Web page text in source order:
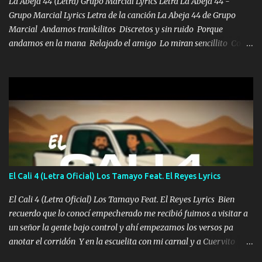
Grupo Marcial Lyrics Letra de la canción La Abeja 44 de Grupo
Marcial Andamos trankilitos Discretos y sin ruido Porque
andamos en la mana Relajado el amigo Lo miran sencillito Con
coronamos Se jala los marciales Y sus guitarras ya van sonando
Un gallardo me prendo Para agarrar el vuelo y la mente y
tranquilizando Tomense un buen trago Y así es como empezamos
los versos que voy cantando (Music) A vido alta y bajas La carreta
se atora Pero nunca le aflojamos Ya me han pasado cosas Y
aunque ustedes no sepan Pero la vida es muy corta Hay que
echarle chingazos Y seguir trabajando porque nada es...
El Cali 4 (Letra Oficial) Los Tamayo Feat. El Reyes Lyrics
El Cali 4 (Letra Oficial) Los Tamayo Feat. El Reyes Lyrics Bien
recuerdo que lo conocí empecherado me recibió fuimos a visitar a
un señor la gente bajo control y ahí empezamos los versos pa
anotar el corridón Y en la escuelita con mi carnal y a Cuervito